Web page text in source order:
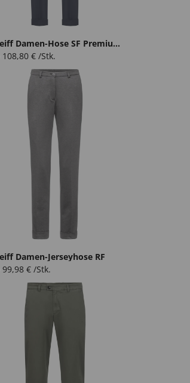
Greiff Damen-Hose SF Premium
108,80 € /Stk.
Damen-Jerseyhose RF
99,98 € /Stk.
Service-Gruppe ist essenziell und kann